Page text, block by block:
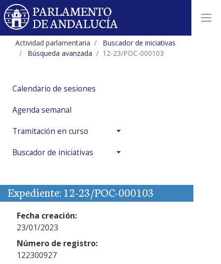
Actividad parlamentaria
Buscador de iniciativas
Búsqueda avanzada
12-23/POC-000103
Calendario de sesiones
Agenda semanal
Tramitación en curso
Buscador de iniciativas
Expediente: 12-23/POC-000103
Fecha creación:
23/01/2023
Número de registro:
122300927